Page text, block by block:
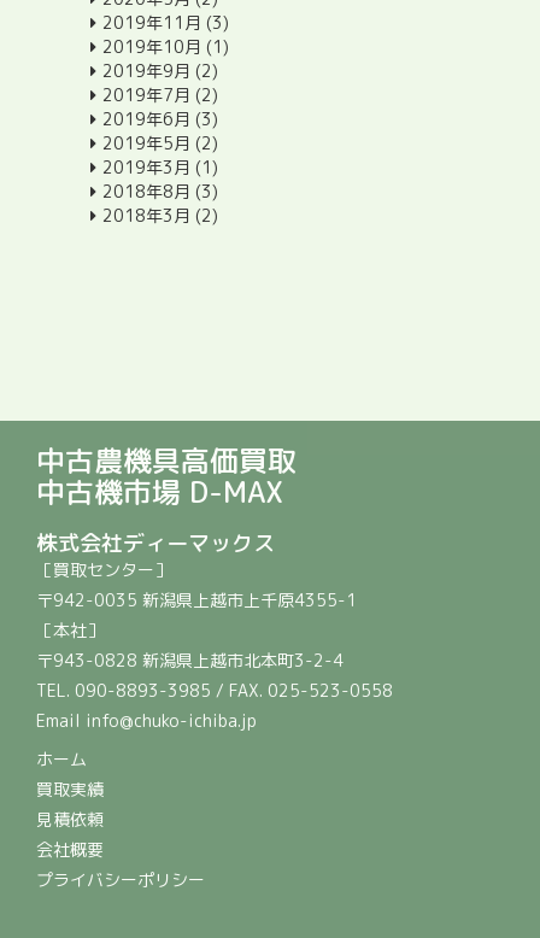
2019年11月 (3)
2019年10月 (1)
2019年9月 (2)
2019年7月 (2)
2019年6月 (3)
2019年5月 (2)
2019年3月 (1)
2018年8月 (3)
2018年3月 (2)
中古農機具高価買取
中古機市場 D-MAX
株式会社ディーマックス
［買取センター］
〒942-0035 新潟県上越市上千原4355-1
［本社］
〒943-0828 新潟県上越市北本町3-2-4
TEL. 090-8893-3985 / FAX. 025-523-0558
Email info@chuko-ichiba.jp
ホーム
買取実績
見積依頼
会社概要
プライバシーポリシー